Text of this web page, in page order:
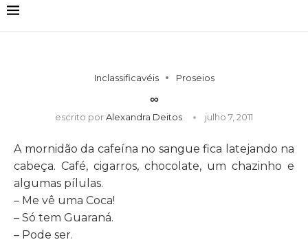
Inclassificavéis Proseios
∞
escrito porAlexandra Deitos julho 7, 2011
A mornidão da cafeína no sangue fica latejando na
cabeça. Café, cigarros, chocolate, um chazinho e
algumas pílulas.
– Me vê uma Coca!
– Só tem Guaraná.
– Pode ser.